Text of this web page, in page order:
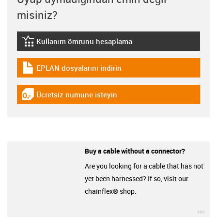
misiniz?
igus-icon-lebensdauerrechner
Kullanım ömrünü hesaplama
igus-icon-download-plan
EPLAN dosyalarını indirin
igus-icon-gratismuster
Ücretsiz numune isteyin
Buy a cable without a connector?
Are you looking for a cable that has not
yet been harnessed? If so, visit our
chainflex® shop.